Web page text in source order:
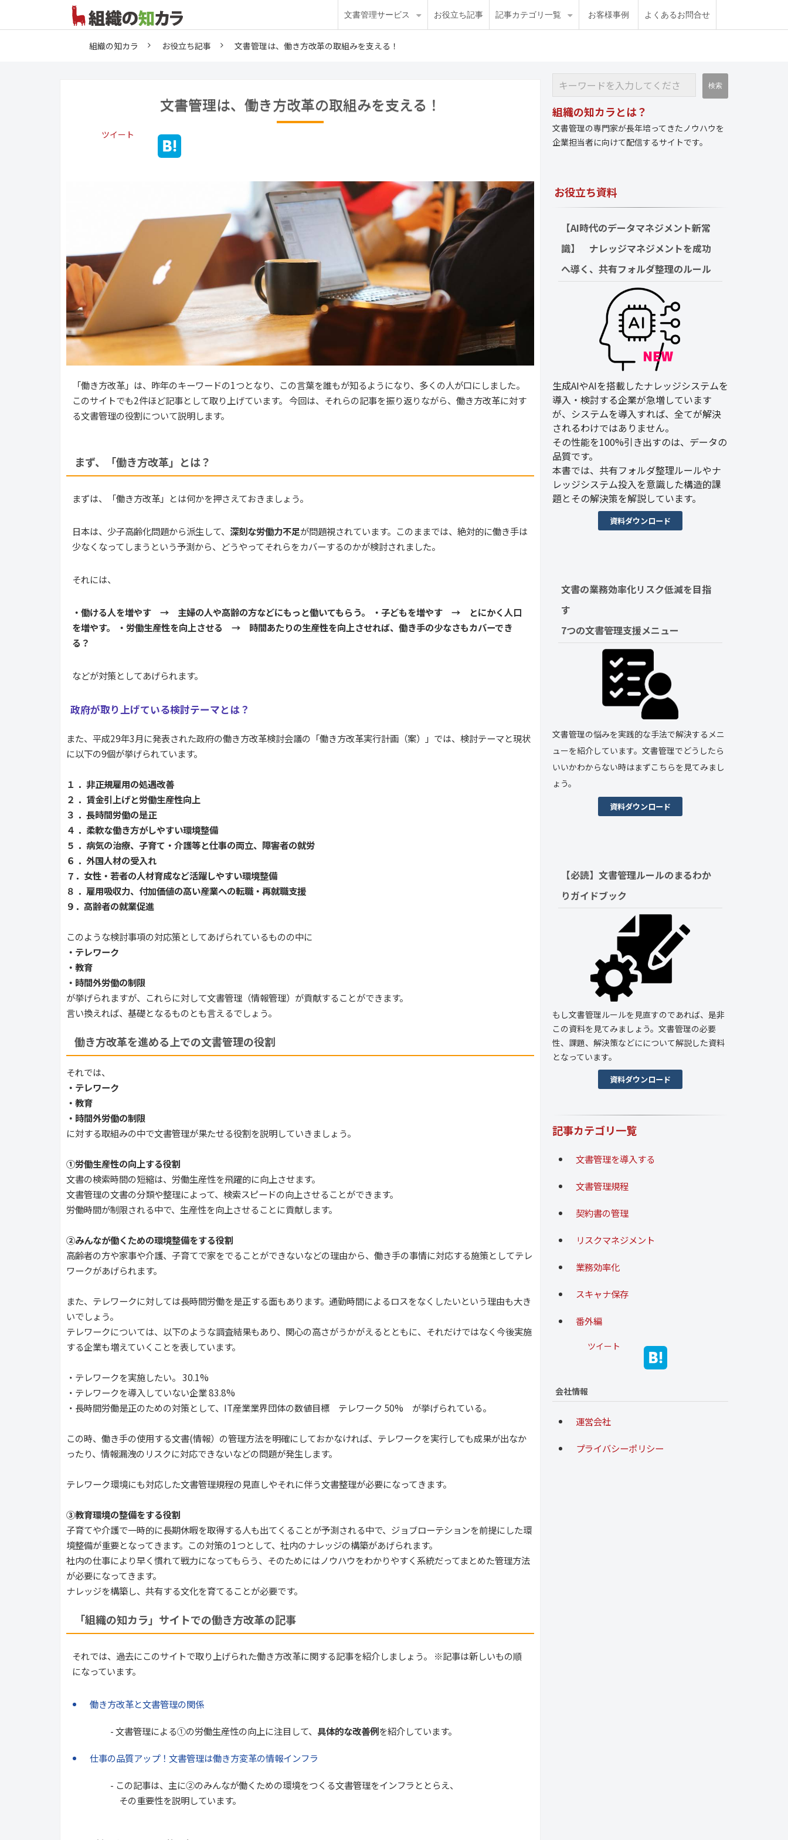
文書管理サービス お役立ち記事 記事カテゴリ一覧 お客様事例 よくあるお問合せ
組織の知カラ お役立ち記事 文書管理は、働き方改革の取組みを支える！
文書管理は、働き方改革の取組みを支える！
ツイート
「働き方改革」は、昨年のキーワードの1つとなり、この言葉を誰もが知るようになり、多くの人が口にしました。
このサイトでも2件ほど記事として取り上げています。 今回は、それらの記事を振り返りながら、働き方改革に対す
る文書管理の役割について説明します。
まず、「働き方改革」とは？
まずは、「働き方改革」とは何かを押さえておきましょう。
日本は、少子高齢化問題から派生して、 深刻な労働力不足が問題視されています。このままでは、絶対的に働き手は
少なくなってしまうという予測から、どうやってそれらをカバーするのかが検討されました。
それには、
・働ける人を増やす → 主婦の人や高齢の方などにもっと働いてもらう。 ・子どもを増やす → とにかく人口
を増やす。 ・労働生産性を向上させる → 時間あたりの生産性を向上させれば、働き手の少なさもカバーでき
る？
などが対策としてあげられます。
政府が取り上げている検討テーマとは？
また、平成29年3月に発表された政府の働き方改革検討会議の「働き方改革実行計画（案）」では、検討テーマと現状
に以下の9個が挙げられています。
１ ．非正規雇用の処遇改善
２ ．賃金引上げと労働生産性向上
３ ．長時間労働の是正
４ ．柔軟な働き方がしやすい環境整備
５ ．病気の治療、子育て・介護等と仕事の両立、障害者の就労
６ ．外国人材の受入れ
７．女性・若者の人材育成など活躍しやすい環境整備
８ ．雇用吸収力、付加価値の高い産業への転職・再就職支援
９．高齢者の就業促進
このような検討事項の対応策としてあげられているものの中に
・テレワーク
・教育
・時間外労働の制限
が挙げられますが、これらに対して文書管理（情報管理）が貢献することができます。
言い換えれば、基礎となるものとも言えるでしょう。
働き方改革を進める上での文書管理の役割
それでは、
・テレワーク
・教育
・時間外労働の制限
に対する取組みの中で文書管理が果たせる役割を説明していきましょう。
①労働生産性の向上する役割
文書の検索時間の短縮は、労働生産性を飛躍的に向上させます。
文書管理の文書の分類や整理によって、検索スピードの向上させることができます。
労働時間が制限される中で、生産性を向上させることに貢献します。
②みんなが働くための環境整備をする役割
高齢者の方や家事や介護、子育てで家をでることができないなどの理由から、働き手の事情に対応する施策としてテレ
ワークがあげられます。
また、テレワークに対しては長時間労働を是正する面もあります。通勤時間によるロスをなくしたいという理由も大き
いでしょう。
テレワークについては、以下のような調査結果もあり、関心の高さがうかがえるとともに、それだけではなく今後実施
する企業も増えていくことを表しています。
・テレワークを実施したい。 30.1%
・テレワークを導入していない企業 83.8%
・長時間労働是正のための対策として、IT産業業界団体の数値目標 テレワーク 50% が挙げられている。
この時、働き手の使用する文書(情報）の管理方法を明確にしておかなければ、テレワークを実行しても成果が出なか
ったり、情報漏洩のリスクに対応できないなどの問題が発生します。
テレワーク環境にも対応した文書管理規程の見直しやそれに伴う文書整理が必要になってきます。
③教育環境の整備をする役割
子育てや介護で一時的に長期休暇を取得する人も出てくることが予測される中で、ジョブローテションを前提にした環
境整備が重要となってきます。この対策の1つとして、社内のナレッジの構築があげられます。
社内の仕事により早く慣れて戦力になってもらう、そのためにはノウハウをわかりやすく系統だってまとめた管理方法
が必要になってきます。
ナレッジを構築し、共有する文化を育てることが必要です。
「組織の知カラ」サイトでの働き方改革の記事
それでは、過去にこのサイトで取り上げられた働き方改革に関する記事を紹介しましょう。 ※記事は新しいもの順
になっています。
働き方改革と文書管理の関係
- 文書管理による①の労働生産性の向上に注目して、 具体的な改善例を紹介しています。
仕事の品質アップ！文書管理は働き方変革の情報インフラ
- この記事は、主に②のみんなが働くための環境をつくる文書管理をインフラととらえ、
その重要性を説明しています。
組織の知カラとは？
文書管理の専門家が長年培ってきたノウハウを
企業担当者に向けて配信するサイトです。
お役立ち資料
【AI時代のデータマネジメント新常
識】　ナレッジマネジメントを成功
へ導く、共有フォルダ整理のルール
生成AIやAIを搭載したナレッジシステムを
導入・検討する企業が急増しています
が、システムを導入すれば、全てが解決
されるわけではありません。
その性能を100%引き出すのは、データの
品質です。
本書では、共有フォルダ整理ルールやナ
レッジシステム投入を意識した構造的課
題とその解決策を解説しています。
資料ダウンロード
文書の業務効率化リスク低減を目指
す
7つの文書管理支援メニュー
文書管理の悩みを実践的な手法で解決するメニ
ューを紹介しています。文書管理でどうしたら
いいかわからない時はまずこちらを見てみまし
ょう。
資料ダウンロード
【必読】文書管理ルールのまるわか
りガイドブック
もし文書管理ルールを見直すのであれば、是非
この資料を見てみましょう。文書管理の必要
性、課題、解決策などにについて解説した資料
となっています。
資料ダウンロード
記事カテゴリ一覧
文書管理を導入する
文書管理規程
契約書の管理
リスクマネジメント
業務効率化
スキャナ保存
番外編
ツイート
会社情報
運営会社
プライバシーポリシー